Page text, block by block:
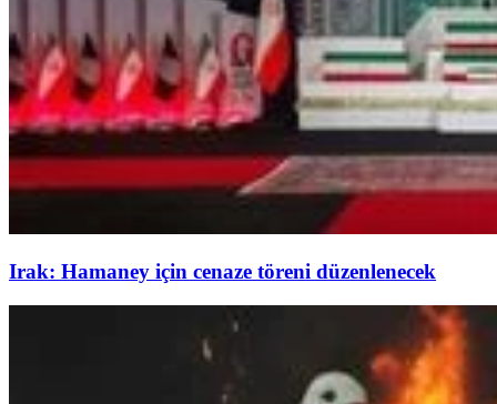
Irak: Hamaney için cenaze töreni düzenlenecek